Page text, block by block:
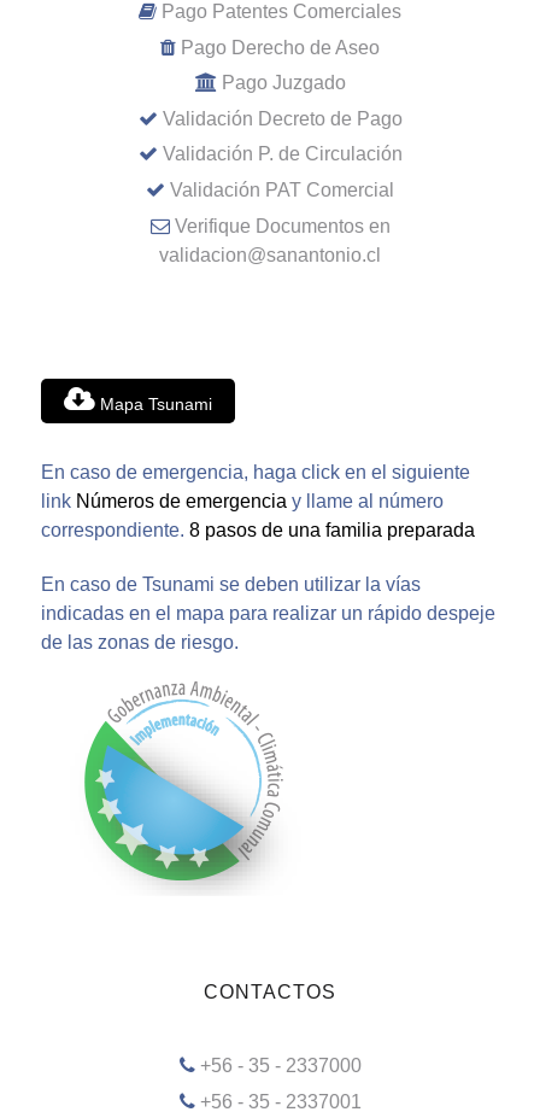
Pago Patentes Comerciales
Pago Derecho de Aseo
Pago Juzgado
Validación Decreto de Pago
Validación P. de Circulación
Validación PAT Comercial
Verifique Documentos en
validacion@sanantonio.cl
Mapa Tsunami
En caso de emergencia, haga click en el siguiente
link Números de emergencia y llame al número
correspondiente. 8 pasos de una familia preparada
En caso de Tsunami se deben utilizar la vías
indicadas en el mapa para realizar un rápido despeje
de las zonas de riesgo.
CONTACTOS
+56 - 35 - 2337000
+56 - 35 - 2337001